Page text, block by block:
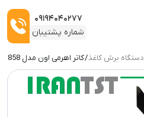
ربات:
۰۹۱۹۴۰۴۰۲۷۷
شماره پشتیبان
دستگاه برش کاغذ/ کاتر اهرمی اون مدل 858 سایز A4